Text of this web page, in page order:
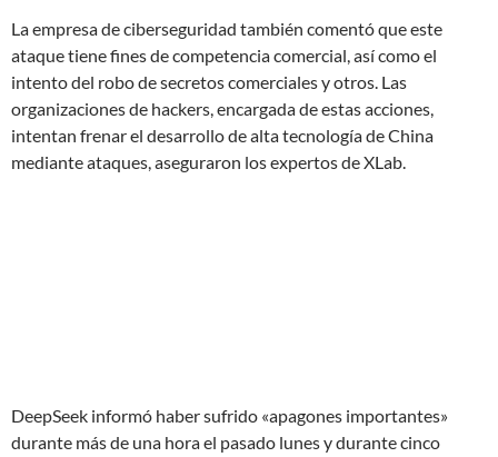
La empresa de ciberseguridad también comentó que este
ataque tiene fines de competencia comercial, así como el
intento del robo de secretos comerciales y otros. Las
organizaciones de hackers, encargada de estas acciones,
intentan frenar el desarrollo de alta tecnología de China
mediante ataques, aseguraron los expertos de XLab.
DeepSeek informó haber sufrido «apagones importantes»
durante más de una hora el pasado lunes y durante cinco